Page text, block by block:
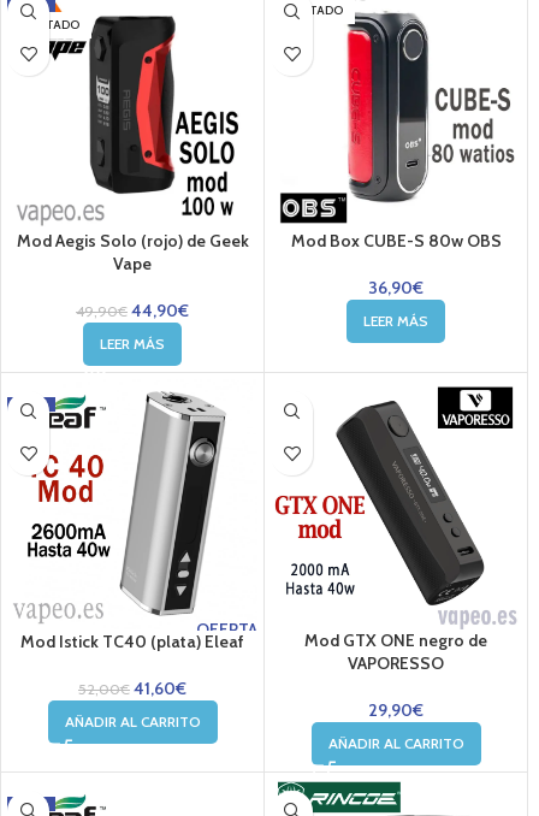
-10%
AGOTADO
Mod Aegis Solo (rojo) de Geek
Vape
49,90€ 44,90€
LEER MÁS
AGOTADO
Mod Box CUBE-S 80w OBS
36,90€
LEER MÁS
-20%
OFERTA
Mod Istick TC40 (plata) Eleaf
52,00€ 41,60€
AÑADIR AL CARRITO
Mod GTX ONE negro de
VAPORESSO
29,90€
AÑADIR AL CARRITO
-20%